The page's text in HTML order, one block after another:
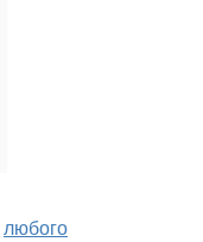
любого